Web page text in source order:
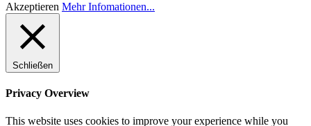
Akzeptieren Mehr Infomationen...
Schließen
Privacy Overview
This website uses cookies to improve your experience while you